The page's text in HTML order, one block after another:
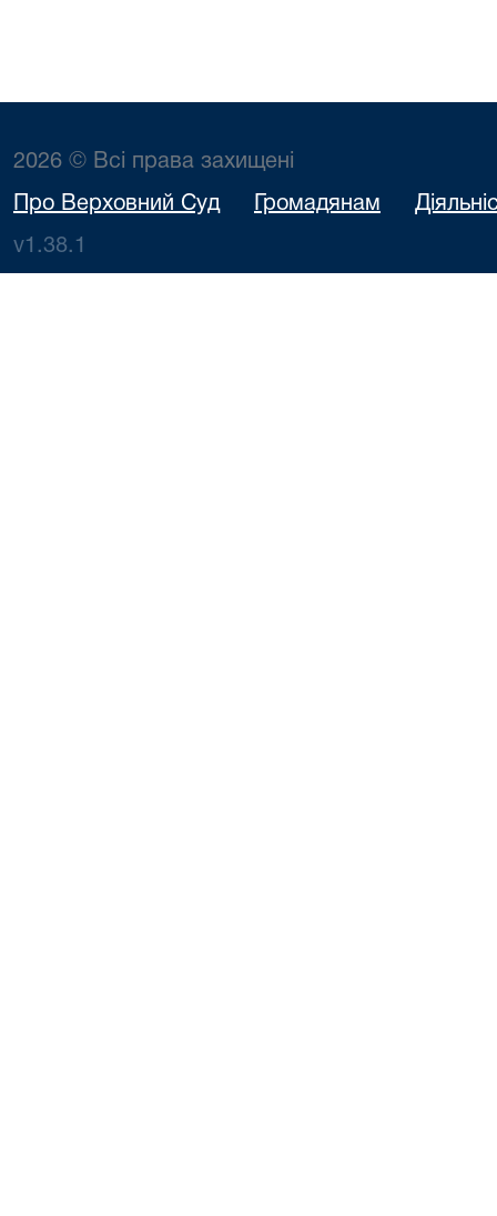
2026 © Всі права захищені
Про Верховний Суд Громадянам
v1.38.1